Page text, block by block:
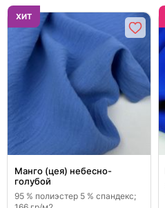
ХИТ
Манго (цея) небесно-
голубой
95 % полиэстер 5 % спандекс;